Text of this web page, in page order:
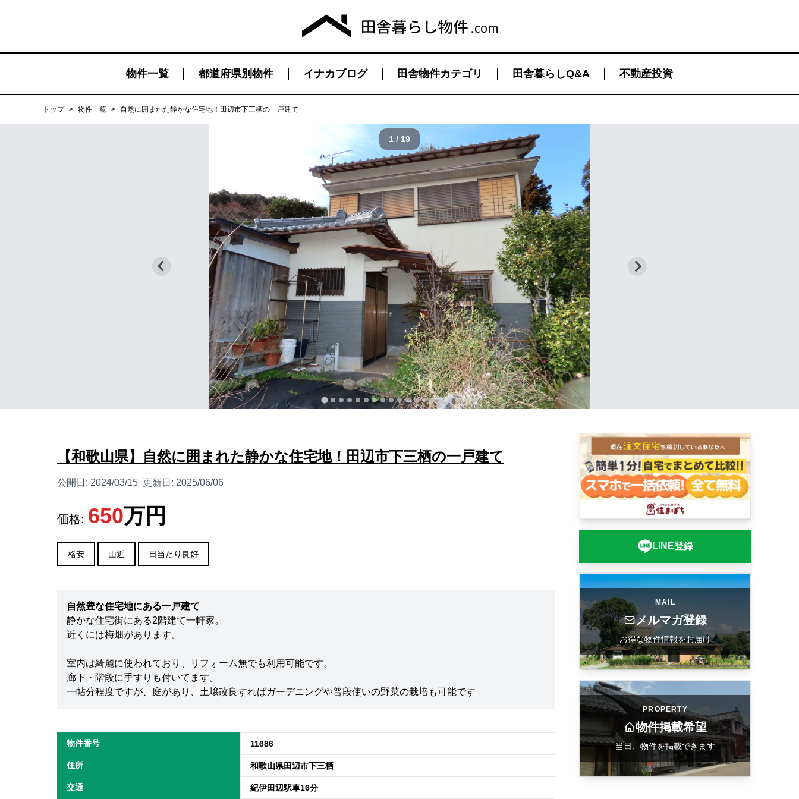
物件一覧 都道府県別物件 イナカブログ 田舎物件カテゴリ 田舎暮らしQ&A 不動産投資
トップ > 物件一覧 > 自然に囲まれた静かな住宅地！田辺市下三栖の一戸建て
1 / 19
【和歌山県】自然に囲まれた静かな住宅地！田辺市下三栖の一戸建て
公開日: 2024/03/15 更新日: 2025/06/06
価格: 650万円
格安 山近 日当たり良好
自然豊な住宅地にある一戸建て
静かな住宅街にある2階建て一軒家。
近くには梅畑があります。
室内は綺麗に使われており、リフォーム無でも利用可能です。
廊下・階段に手すりも付いてます。
一帖分程度ですが、庭があり、土壌改良すればガーデニングや普段使いの野菜の栽培も可能です
物件番号 11686
住所 和歌山県田辺市下三栖
交通 紀伊田辺駅車16分
LINE登録
MAIL
メルマガ登録
お得な物件情報をお届け
PROPERTY
物件掲載希望
当日、物件を掲載できます